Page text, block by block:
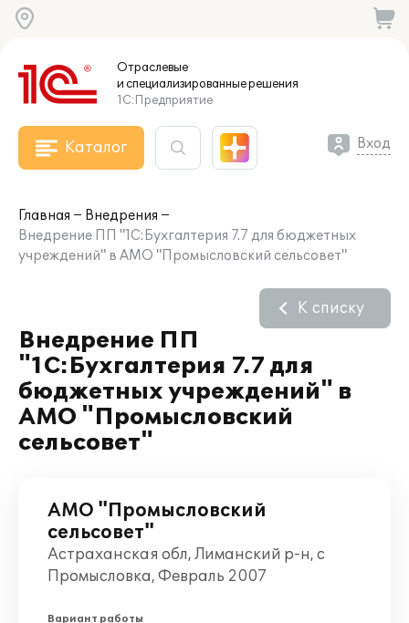
Отраслевые
и специализированныерешения
1С:Предприятие
Каталог Вход
Главная
Внедрения
Внедрение ПП "1С:Бухгалтерия 7.7 для бюджетных
учреждений" в АМО "Промысловский сельсовет"
Внедрение ПП
"1С:Бухгалтерия 7.7 для
бюджетных учреждений" в
АМО "Промысловский
сельсовет"
К списку
АМО "Промысловский
сельсовет"
Астраханская обл, Лиманский р-н, с
Промысловка, Февраль 2007
Вариант работы